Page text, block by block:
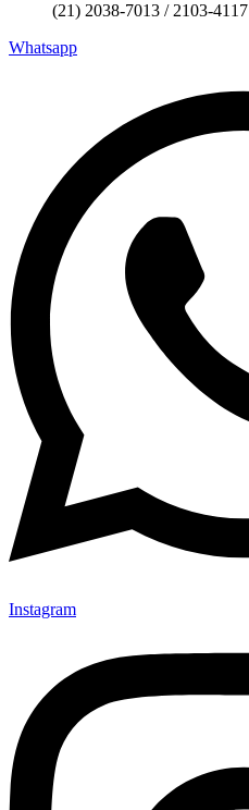
(21) 2038-7013 / 2103-4117
Whatsapp
Instagram